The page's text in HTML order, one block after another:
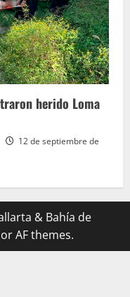
herido Loma
12 de septiembre de
& Bahía de
AF themes.